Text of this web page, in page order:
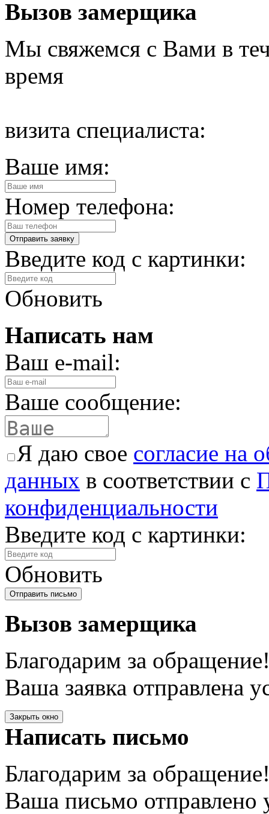
Вызов замерщика
Мы свяжемся с Вами в
время
визита специалиста:
Ваше имя:
Номер телефона:
Введите код с картинки:
Обновить
Написать нам
Ваш e-mail:
Ваше сообщение:
Я даю свое согласие на
данных в соответствии с
конфиденциальности
Введите код с картинки:
Обновить
Вызов замерщика
Благодарим за
Ваша заявка отправлена
Закрыть окно
Написать письмо
Благодарим за
Ваша письмо отправлено